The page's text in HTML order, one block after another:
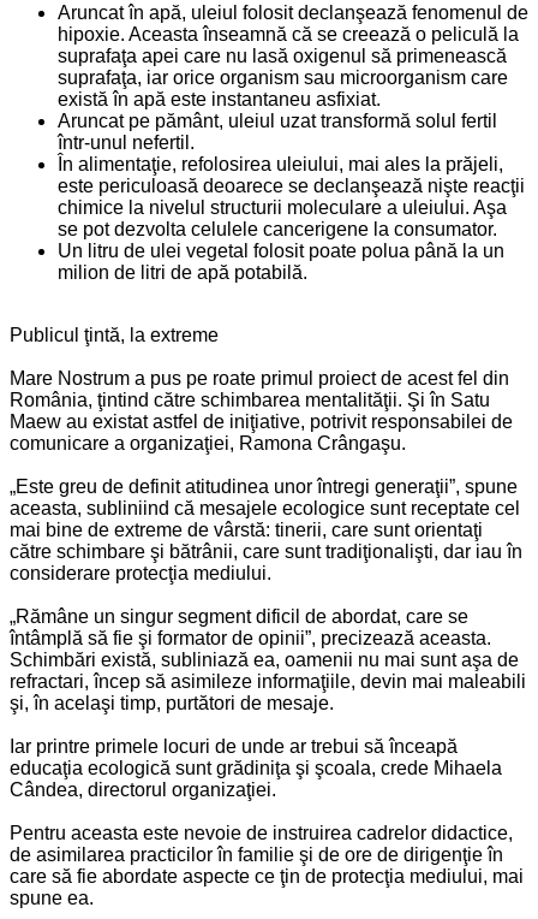
Aruncat în apă, uleiul folosit declanşează fenomenul de
hipoxie. Aceasta înseamnă că se creează o peliculă la
suprafaţa apei care nu lasă oxigenul să primenească
suprafaţa, iar orice organism sau microorganism care
există în apă este instantaneu asfixiat.
Aruncat pe pământ, uleiul uzat transformă solul fertil
într-unul nefertil.
În alimentaţie, refolosirea uleiului, mai ales la prăjeli,
este periculoasă deoarece se declanşează nişte reacţii
chimice la nivelul structurii moleculare a uleiului. Aşa
se pot dezvolta celulele cancerigene la consumator.
Un litru de ulei vegetal folosit poate polua până la un
milion de litri de apă potabilă.
Publicul ţintă, la extreme
Mare Nostrum a pus pe roate primul proiect de acest fel din
România, ţintind către schimbarea mentalităţii. Şi în Satu
Maew au existat astfel de iniţiative, potrivit responsabilei de
comunicare a organizaţiei, Ramona Crângaşu.
„Este greu de definit atitudinea unor întregi generaţii”, spune
aceasta, subliniind că mesajele ecologice sunt receptate cel
mai bine de extreme de vârstă: tinerii, care sunt orientaţi
către schimbare şi bătrânii, care sunt tradiţionalişti, dar iau în
considerare protecţia mediului.
„Rămâne un singur segment dificil de abordat, care se
întâmplă să fie şi formator de opinii”, precizează aceasta.
Schimbări există, subliniază ea, oamenii nu mai sunt aşa de
refractari, încep să asimileze informaţiile, devin mai maleabili
şi, în acelaşi timp, purtători de mesaje.
Iar printre primele locuri de unde ar trebui să înceapă
educaţia ecologică sunt grădiniţa şi şcoala, crede Mihaela
Cândea, directorul organizaţiei.
Pentru aceasta este nevoie de instruirea cadrelor didactice,
de asimilarea practicilor în familie şi de ore de dirigenţie în
care să fie abordate aspecte ce ţin de protecţia mediului, mai
spune ea.